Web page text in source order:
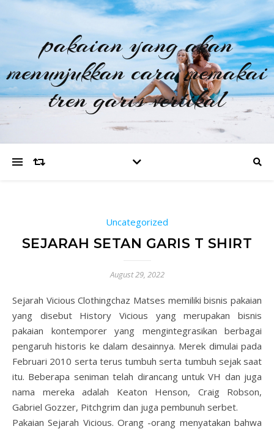
pakaian yang akan
menunjukkan cara memakai
tren garis vertikal
Uncategorized
SEJARAH SETAN GARIS T SHIRT
August 29, 2022
Sejarah Vicious Clothingchaz Matses memiliki bisnis pakaian
yang disebut History Vicious yang merupakan bisnis
pakaian kontemporer yang mengintegrasikan berbagai
pengaruh historis ke dalam desainnya. Merek dimulai pada
Februari 2010 serta terus tumbuh serta tumbuh sejak saat
itu. Beberapa seniman telah dirancang untuk VH dan juga
nama mereka adalah Keaton Henson, Craig Robson,
Gabriel Gozzer, Pitchgrim dan juga pembunuh serbet.
Pakaian Sejarah Vicious. Orang -orang menyatakan bahwa